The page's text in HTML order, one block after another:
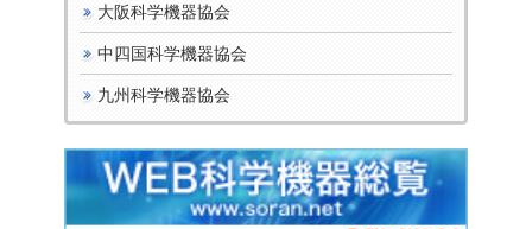
大阪科学機器協会
中四国科学機器協会
九州科学機器協会